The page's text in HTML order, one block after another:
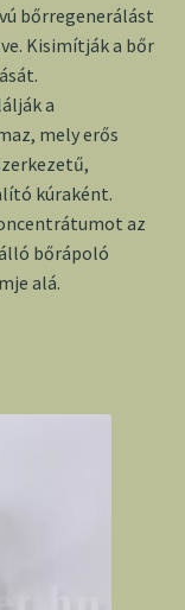
bőrregenerálást
Kisimítják a bőr
a
mely erős
kúraként.
az
bőrápoló
alá.